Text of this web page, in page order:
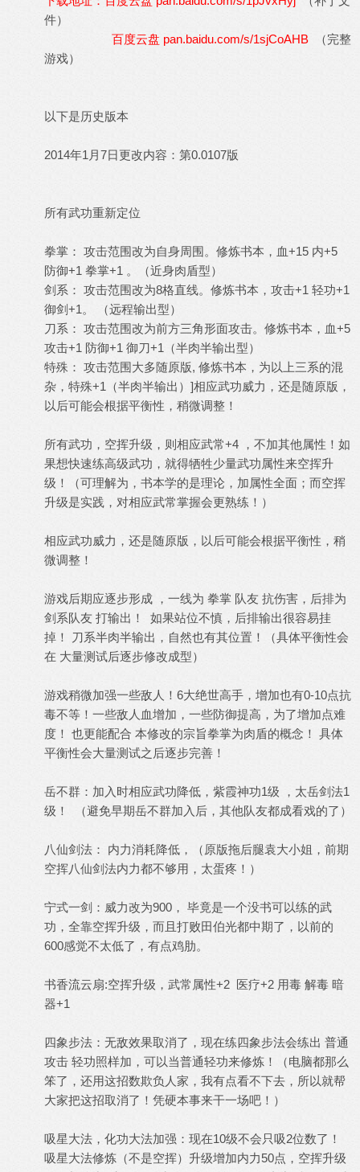
件）
百度云盘 pan.baidu.com/s/1sjCoAHB （完整
游戏）
以下是历史版本
2014年1月7日更改内容：第0.0107版
所有武功重新定位
拳掌： 攻击范围改为自身周围。修炼书本，血+15 内+5
防御+1 拳掌+1 。（近身肉盾型）
剑系： 攻击范围改为8格直线。修炼书本，攻击+1 轻功+1
御剑+1。 （远程输出型）
刀系： 攻击范围改为前方三角形面攻击。修炼书本，血+5
攻击+1 防御+1 御刀+1（半肉半输出型）
特殊： 攻击范围大多随原版, 修炼书本，为以上三系的混
杂，特殊+1（半肉半输出）]相应武功威力，还是随原版，
以后可能会根据平衡性，稍微调整！
所有武功，空挥升级，则相应武常+4 ，不加其他属性！如
果想快速练高级武功，就得牺牲少量武功属性来空挥升
级！（可理解为，书本学的是理论，加属性全面；而空挥
升级是实践，对相应武常掌握会更熟练！）
相应武功威力，还是随原版，以后可能会根据平衡性，稍
微调整！
游戏后期应逐步形成 ，一线为 拳掌 队友 抗伤害，后排为
剑系队友 打输出！ 如果站位不慎，后排输出很容易挂
掉！ 刀系半肉半输出，自然也有其位置！（具体平衡性会
在 大量测试后逐步修改成型）
游戏稍微加强一些敌人！6大绝世高手，增加也有0-10点抗
毒不等！一些敌人血增加，一些防御提高，为了增加点难
度！ 也更能配合 本修改的宗旨拳掌为肉盾的概念！ 具体
平衡性会大量测试之后逐步完善！
岳不群：加入时相应武功降低，紫霞神功1级 ，太岳剑法1
级！ （避免早期岳不群加入后，其他队友都成看戏的了）
八仙剑法： 内力消耗降低，（原版拖后腿袁大小姐，前期
空挥八仙剑法内力都不够用，太蛋疼！）
宁式一剑：威力改为900， 毕竟是一个没书可以练的武
功，全靠空挥升级，而且打败田伯光都中期了，以前的
600感觉不太低了，有点鸡肋。
书香流云扇:空挥升级，武常属性+2 医疗+2 用毒 解毒 暗
器+1
四象步法：无敌效果取消了，现在练四象步法会练出 普通
攻击 轻功照样加，可以当普通轻功来修炼！（电脑都那么
笨了，还用这招数欺负人家，我有点看不下去，所以就帮
大家把这招取消了！凭硬本事来干一场吧！）
吸星大法，化功大法加强：现在10级不会只吸2位数了！
吸星大法修炼（不是空挥）升级增加内力50点，空挥升级